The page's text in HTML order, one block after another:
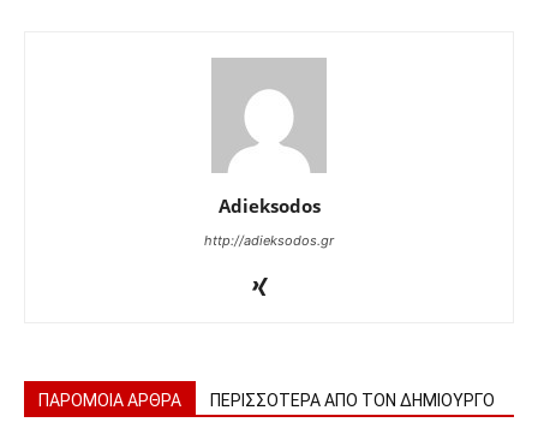
Adieksodos
http://adieksodos.gr
ΠΑΡΟΜΟΙΑ ΑΡΘΡΑ ΠΕΡΙΣΣΟΤΕΡΑ ΑΠΟ ΤΟΝ ΔΗΜΙΟΥΡΓΟ